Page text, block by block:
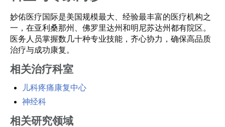
妙佑医疗国际是美国规模最大、经验最丰富的医疗机构之
一，在亚利桑那州、佛罗里达州和明尼苏达州都有院区。
医务人员掌握数几十种专业技能，齐心协力，确保高品质
治疗与成功康复。
相关治疗科室
儿科疼痛康复中心
神经科
相关研究领域